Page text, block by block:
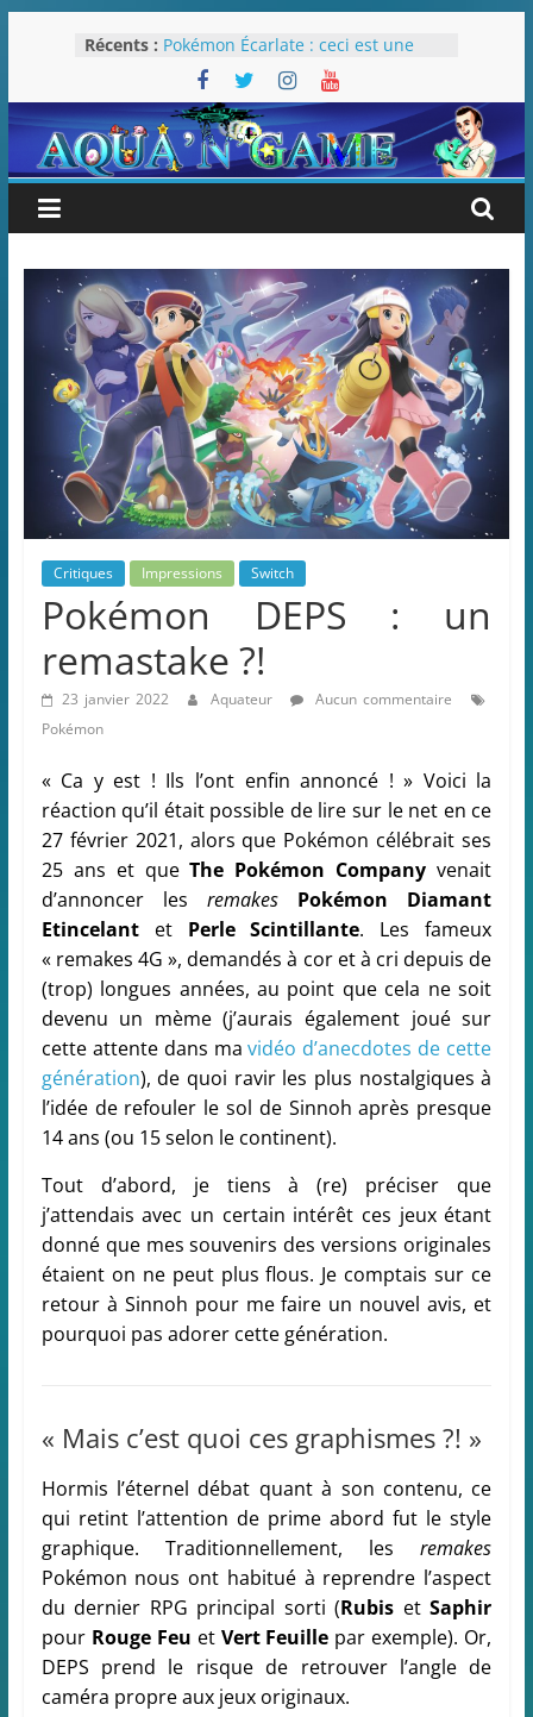
Récents : Pokémon Écarlate : ceci est une
révolution (ou pas) !
Attentes 2023
Rétrospective 2022
« Splatoon 3 est-il nécessaire ? »
« Dans les coulisses des JV Harry
Potter »
Critiques Impressions Switch
Pokémon DEPS : un
remastake ?!
23 janvier 2022 Aquateur
Aucun commentaire
Pokémon
« Ca y est ! Ils l’ont enfin annoncé ! » Voici la
réaction qu’il était possible de lire sur le net en ce
27 février 2021, alors que Pokémon célébrait ses
25 ans et queThe Pokémon Company venait
d’annoncer les remakes
Pokémon Diamant
Etincelantet Perle Scintillante. Les fameux
« remakes 4G », demandés à cor et à cri depuis de
(trop) longues années, au point que cela ne soit
devenu un mème (j’aurais également joué sur
cette attente dans mavidéo d’anecdotes de cette
génération), de quoi ravir les plus nostalgiques à
l’idée de refouler le sol de Sinnoh après presque
14 ans (ou 15 selon le continent).
Tout d’abord, je tiens à (re) préciser que
j’attendais avec un certain intérêt ces jeux étant
donné que mes souvenirs des versions originales
étaient on ne peut plus flous. Je comptais sur ce
retour à Sinnoh pour me faire un nouvel avis, et
pourquoi pas adorer cette génération.
« Mais c’est quoi ces graphismes ?! »
Hormis l’éternel débat quant à son contenu, ce
qui retint l’attention de prime abord fut le style
graphique. Traditionnellement, lesremakes
Pokémon nous ont habitué à reprendre l’aspect
du dernier RPG principal sorti (Rubis etSaphir
pour Rouge Feu et Vert Feuille par exemple). Or,
DEPS prend le risque de retrouver l’angle de
caméra propre aux jeux originaux.